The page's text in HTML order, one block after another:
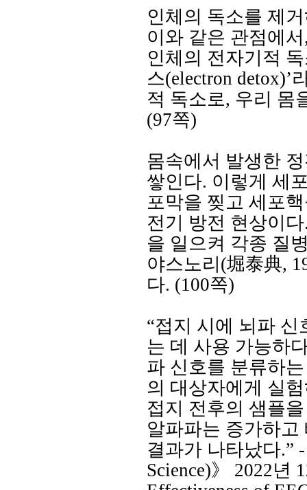
인체의 독소를 제
이와 같은 관점에서
인체의 전자기적
스(electron detox)’
적 독소로, 우리 몸
(97쪽)
몸속에서 발생한
쌓인다. 이렇게 세
포막을 찢고 세포
전기 방전 현상이다
을 일으켜 각종 질
야스노리 (堀泰典,
다. (100쪽)
“접지 시에 뇌파 신
는 데 사용 가능하
파 신호를 분류하
의 대상자에게 실
접지 전후의 샘플
알파파는 증가하
결과가 나타났다.”
Science)》 2022년